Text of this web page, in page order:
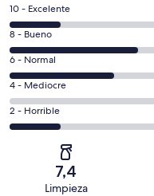
2
comentarios
de
un
total
de
13
con
puntuación
10 - Excelente
5
comentarios
de
un
total
de
13
puntuación
8 - Bueno
4
comentarios
de
un
total
6 - Normal
0
comentarios
de
4 - Mediocre
2
comentarios
2 - Horrible
7,4
Limpieza